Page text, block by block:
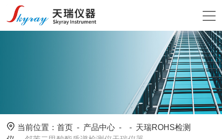
当前位置：首页 - 产品中心 - - 天瑞ROHS检测